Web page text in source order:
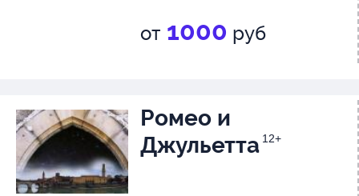
от 1000 руб
Ромео и
Джульетта 12+